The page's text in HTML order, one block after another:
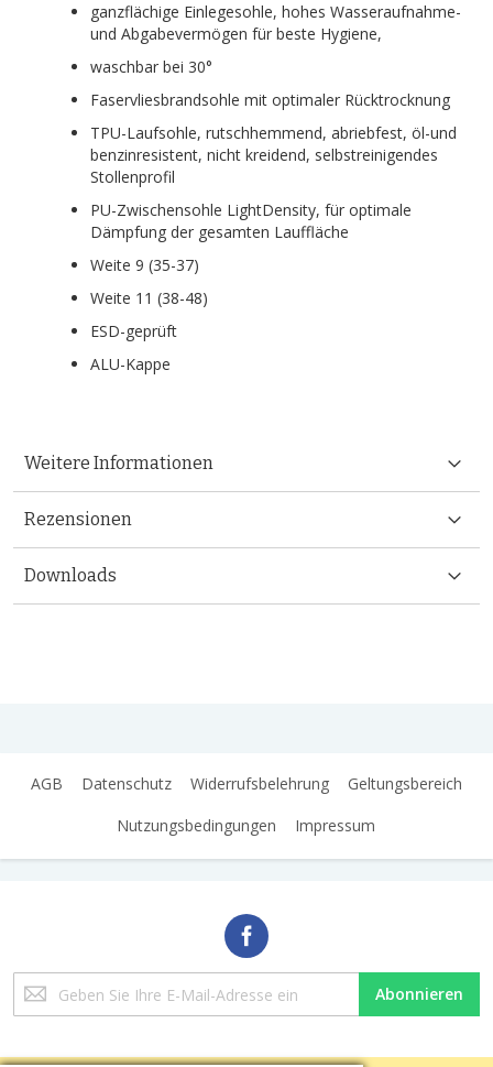
ganzflächige Einlegesohle, hohes Wasseraufnahme-
und Abgabevermögen für beste Hygiene,
waschbar bei 30°
Faservliesbrandsohle mit optimaler Rücktrocknung
TPU-Laufsohle, rutschhemmend, abriebfest, öl-und
benzinresistent, nicht kreidend, selbstreinigendes
Stollenprofil
PU-Zwischensohle LightDensity, für optimale
Dämpfung der gesamten Lauffläche
Weite 9 (35-37)
Weite 11 (38-48)
ESD-geprüft
ALU-Kappe
Weitere Informationen
Rezensionen
Downloads
AGB Datenschutz Widerrufsbelehrung
Geltungsbereich
Nutzungsbedingungen
Impressum
Melden
Sie
Abonnieren